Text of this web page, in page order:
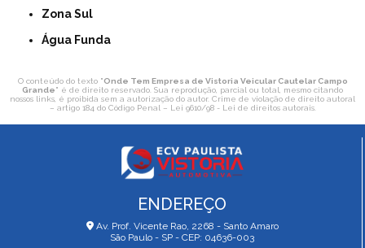
Zona Sul
Água Funda
O conteúdo do texto "Onde Tem Empresa de Vistoria Veicular Cautelar Campo
Grande" é de direito reservado. Sua reprodução, parcial ou total, mesmo citando
nossos links, é proibida sem a autorização do autor. Crime de violação de direito autoral
– artigo 184 do Código Penal – Lei 9610/98 - Lei de direitos autorais.
ENDEREÇO
Av. Prof. Vicente Rao, 2268 - Santo Amaro
São Paulo - SP - CEP: 04636-003